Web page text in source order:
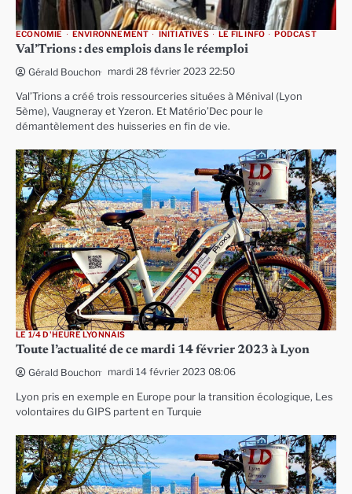
ECONOMIE ENVIRONNEMENT INITIATIVES LE FIL INFO PODCAST
Val’Trions : des emplois dans le réemploi
Gérald Bouchon mardi 28 février 2023 22:50
Val’Trions a créé trois ressourceries situées à Ménival (Lyon
5ème), Vaugneray et Yzeron. Et Matério’Dec pour le
démantèlement des huisseries en fin de vie.
LE 1/4 D'HEURE LYONNAIS
Toute l’actualité de ce mardi 14 février 2023 à Lyon
Gérald Bouchon mardi 14 février 2023 08:06
Lyon pris en exemple en Europe pour la transition écologique, Les
volontaires du GIPS partent en Turquie